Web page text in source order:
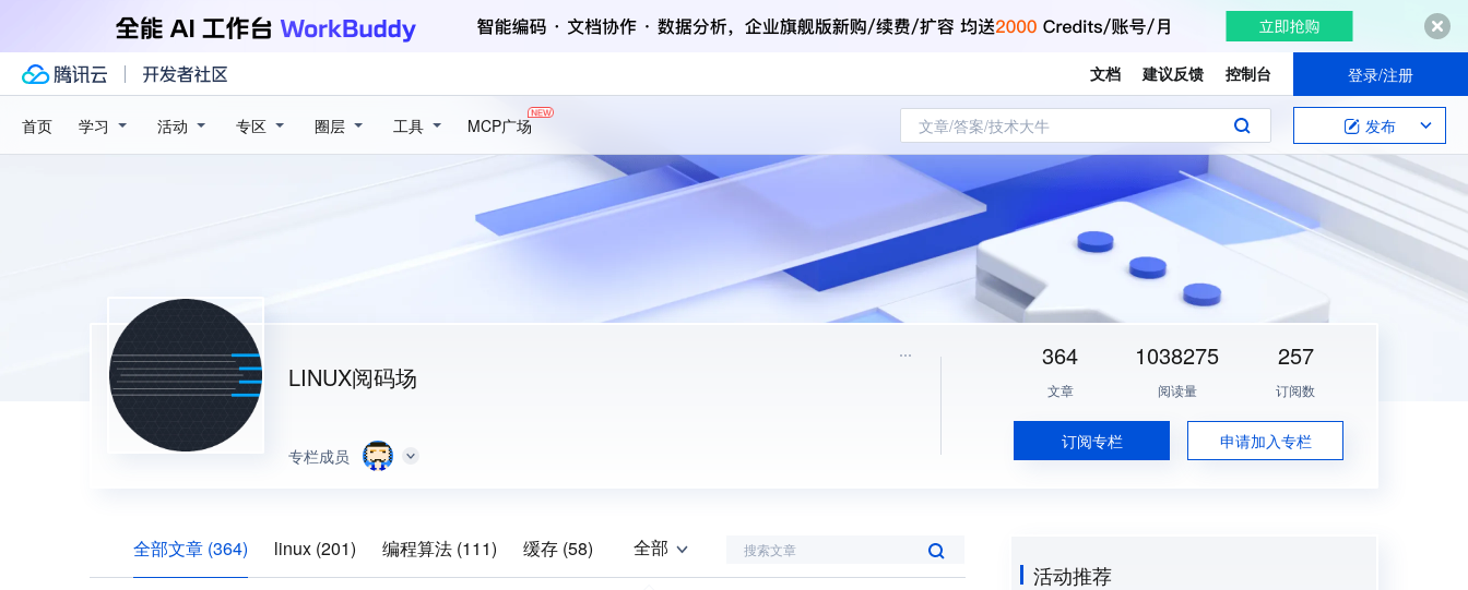
文档 建议反馈 控制台 登录/注册
首页 学习 活动 专区 圈层 工具 MCP广场 文章/答案/技术大牛 发布
LINUX阅码场
专栏成员
364
文章
1038275
阅读量
257
订阅数
订阅专栏 申请加入专栏
全部文章 (364) linux (201) 编程算法 (111)
缓存 (58)
全部 搜索文章
活动推荐